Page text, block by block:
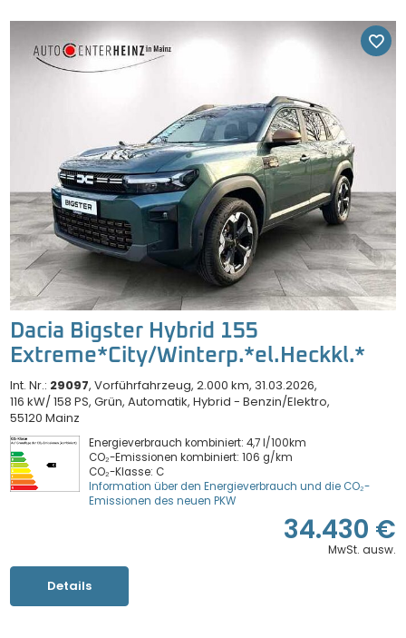
Dacia Bigster Hybrid 155
Extreme*City/Winterp.*el.Heckkl.*
Int. Nr.: 29097 Vorführfahrzeug 2.000 km 31.03.2026
116 kW/ 158 PS Grün Automatik Hybrid - Benzin/Elektro
55120 Mainz
Energieverbrauch kombiniert: 4,7 l/100km
CO₂-Emissionen kombiniert: 106 g/km
CO₂-Klasse: C
Information über den Energieverbrauch und die CO₂-
Emissionen des neuen PKW
34.430 €
MwSt. ausw.
Details